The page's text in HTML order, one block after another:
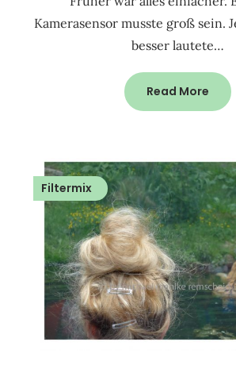
Kamerasensor musste groß sein.
besser lautete…
Read More
Filtermix